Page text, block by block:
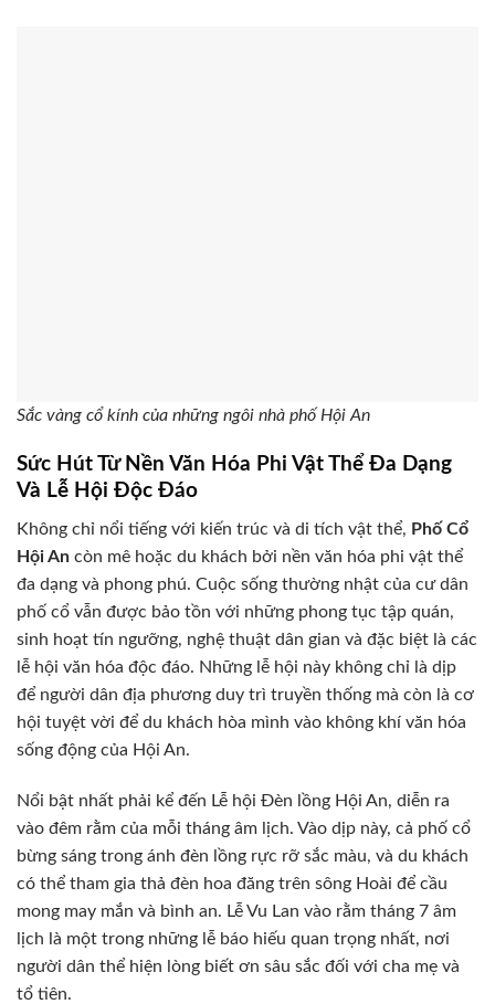
Sắc vàng cổ kính của những ngôi nhà phố Hội An
Sức Hút Từ Nền Văn Hóa Phi Vật Thể Đa Dạng
Và Lễ Hội Độc Đáo
Không chỉ nổi tiếng với kiến trúc và di tích vật thể, Phố Cổ
Hội An còn mê hoặc du khách bởi nền văn hóa phi vật thể
đa dạng và phong phú. Cuộc sống thường nhật của cư dân
phố cổ vẫn được bảo tồn với những phong tục tập quán,
sinh hoạt tín ngưỡng, nghệ thuật dân gian và đặc biệt là các
lễ hội văn hóa độc đáo. Những lễ hội này không chỉ là dịp
để người dân địa phương duy trì truyền thống mà còn là cơ
hội tuyệt vời để du khách hòa mình vào không khí văn hóa
sống động của Hội An.
Nổi bật nhất phải kể đến Lễ hội Đèn lồng Hội An, diễn ra
vào đêm rằm của mỗi tháng âm lịch. Vào dịp này, cả phố cổ
bừng sáng trong ánh đèn lồng rực rỡ sắc màu, và du khách
có thể tham gia thả đèn hoa đăng trên sông Hoài để cầu
mong may mắn và bình an. Lễ Vu Lan vào rằm tháng 7 âm
lịch là một trong những lễ báo hiếu quan trọng nhất, nơi
người dân thể hiện lòng biết ơn sâu sắc đối với cha mẹ và
tổ tiên.